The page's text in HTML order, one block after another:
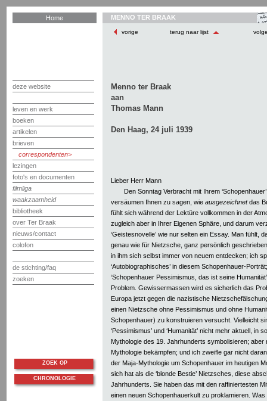
Home
deze website
leven en werk
boeken
artikelen
brieven
correspondenten
lezingen
foto's en documenten
filmliga
waakzaamheid
bibliotheek
over Ter Braak
nieuws/contact
colofon
de stichting/faq
zoeken
MENNO TER BRAAK
vorige terug naar lijst
Menno ter Braak
aan
Thomas Mann
Den Haag, 24 juli 1939
Lieber Herr Mann
Den Sonntag Verbracht mit Ihrem
versäumen Ihnen zu sagen, wie ausgezeichnetdas
fühlt sich während der Lektüre vollkommen in der
zugleich aber in Ihrer Eigenen Sphäre, und darum
‘Geistesnovelle’ wie nur selten ein Essay. Man fühlt,
genau wie für Nietzsche, ganz persönlich
in ihm sich selbst immer von neuem entdecken; ich
‘Autobiographisches’ in diesem Schopenhauer-
‘Schopenhauer Pessimismus, das ist seine
Problem. Gewissermassen wird es sicherlich das
Europa jetzt gegen die nazistische
einen Nietzsche ohne Pessimismus und ohne
Schopenhauer) zu konstruieren versucht. Vielleicht
‘Pessimismus’ und ‘Humanität’ nicht mehr aktuell, in
Mythologie des 19. Jahrhunderts symbolisieren; aber
Mythologie bekämpfen; und ich zweifle gar nicht
der Maja-Mythologie um Schopenhauer im heutigen
sich hat als die ‘blonde Bestie’ Nietzsches, diese
Jahrhunderts. Sie haben das mit den raffiniertesten
einen neuen Schopenhauerkult zu proklamieren.
ZOEK OP
CHRONOLOGIE